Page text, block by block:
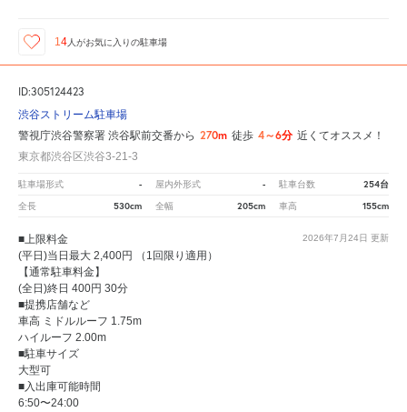
14人がお気に入りの駐車場
ID:305124423
渋谷ストリーム駐車場
警視庁渋谷警察署 渋谷駅前交番から 270m 徒歩 4～6分 近くてオススメ！
東京都渋谷区渋谷3-21-3
駐車場形式 - 屋内外形式 - 駐車台数 254台
全長 530cm 全幅 205cm 車高 155cm
2026年7月24日 更新
■上限料金
(平日)当日最大 2,400円 （1回限り適用）
【通常駐車料金】
(全日)終日 400円 30分
■提携店舗など
車高 ミドルルーフ 1.75m
ハイルーフ 2.00m
■駐車サイズ
大型可
■入出庫可能時間
6:50〜24:00